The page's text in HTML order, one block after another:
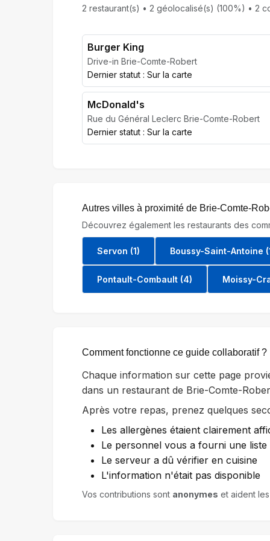
2 restaurant(s) • 2 géolocalisé(s) (100%) • 2
Burger King
Drive-in Brie-Comte-Robert
Dernier statut : Sur la carte
McDonald's
Rue du Général Leclerc Brie-Comte-Robert
Dernier statut : Sur la carte
Autres villes à proximité de Brie-Comte-
Découvrez également les restaurants des
Servon (1) Boussy-Saint-Antoine
Pontault-Combault (4) Moissy-
Comment fonctionne ce guide collaboratif ?
Chaque information sur cette page
dans un restaurant de Brie-Comte-
Après votre repas, prenez quelques
Les allergènes étaient clairement
Le personnel vous a fourni une liste
Le serveur a dû vérifier en cuisine
L'information n'était pas disponible
Vos contributions sont anonymes et aident